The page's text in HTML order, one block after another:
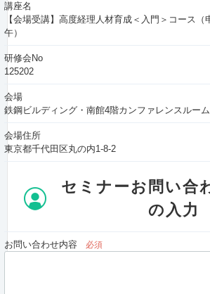
講座名
【会場受講】高度経理人材育成＜入門＞コース（
午）
研修会No
125202
会場
鉄鋼ビルディング・南館4階カンファレンスルーム
会場住所
東京都千代田区丸の内1-8-2
セミナーお問い合
の入力
お問い合わせ内容 必須